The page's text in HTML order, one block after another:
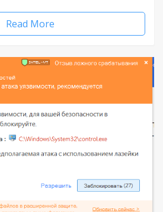
Read More